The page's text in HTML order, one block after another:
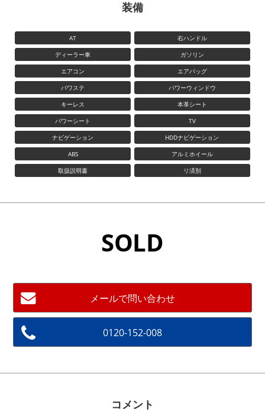
装備
AT
右ハンドル
ディーラー車
ガソリン
エアコン
エアバッグ
パワステ
パワーウィンドウ
キーレス
本革シート
パワーシート
TV
ナビゲーション
HDDナビゲーション
ABS
アルミホイール
取扱説明書
リ済別
SOLD
メールで問い合わせ
0120-152-008
コメント